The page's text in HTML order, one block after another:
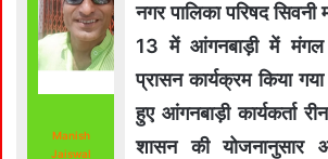
Manish
Jaiswal
नगर पालिका परिषद सिवनी
13 में आंगनबाड़ी में मंगल
प्रासन कार्यक्रम किया
हुए आंगनबाड़ी कार्यकर्ता
शासन की योजनानुसार